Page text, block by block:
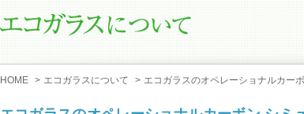
HOME > エコガラスについて > エコガラスのオペレーショナルカー